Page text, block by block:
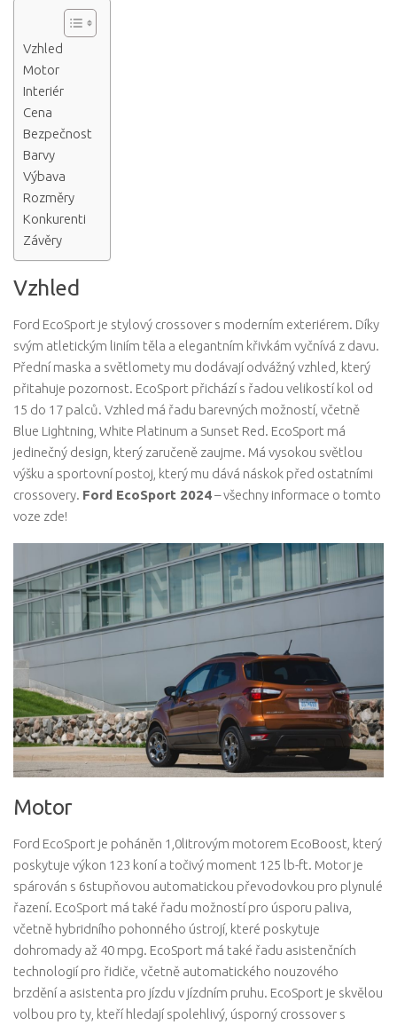
Vzhled
Motor
Interiér
Cena
Bezpečnost
Barvy
Výbava
Rozměry
Konkurenti
Závěry
Vzhled
Ford EcoSport je stylový crossover s moderním exteriérem. Díky
svým atletickým liniím těla a elegantním křivkám vyčnívá z davu.
Přední maska ​​a světlomety mu dodávají odvážný vzhled, který
přitahuje pozornost. EcoSport přichází s řadou velikostí kol od
15 do 17 palců. Vzhled má řadu barevných možností, včetně
Blue Lightning, White Platinum a Sunset Red. EcoSport má
jedinečný design, který zaručeně zaujme. Má vysokou světlou
výšku a sportovní postoj, který mu dává náskok před ostatními
crossovery. Ford EcoSport 2024– všechny informace o tomto
voze zde!
Motor
Ford EcoSport je poháněn 1,0litrovým motorem EcoBoost, který
poskytuje výkon 123 koní a točivý moment 125 lb-ft. Motor je
spárován s 6stupňovou automatickou převodovkou pro plynulé
řazení. EcoSport má také řadu možností pro úsporu paliva,
včetně hybridního pohonného ústrojí, které poskytuje
dohromady až 40 mpg. EcoSport má také řadu asistenčních
technologií pro řidiče, včetně automatického nouzového
brzdění a asistenta pro jízdu v jízdním pruhu. EcoSport je skvělou
volbou pro ty, kteří hledají spolehlivý, úsporný crossover s